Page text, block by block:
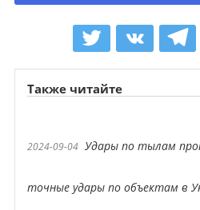
Также читайте
2024-09-04 Удары по тылам
точные удары по объектам в